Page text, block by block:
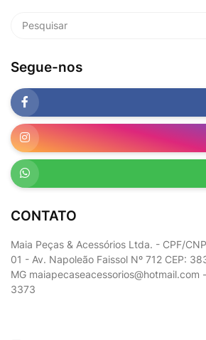
Segue-nos
CONTATO
Maia Peças & Acessórios Ltda. - CPF/
01 - Av. Napoleão Faissol Nº 712 CEP:
MG
3373